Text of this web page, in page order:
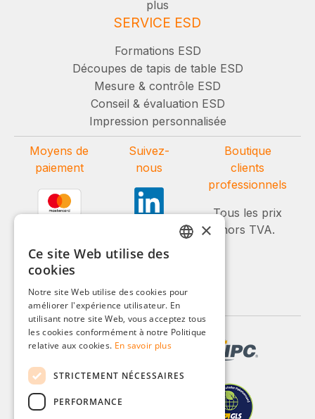
plus
SERVICE ESD
Formations ESD
Découpes de tapis de table ESD
Mesure & contrôle ESD
Conseil & évaluation ESD
Impression personnalisée
Moyens de
paiement
Suivez-
nous
Boutique
clients
professionnels
Tous les prix
hors TVA.
ITALIAN
POLISH
×
Ce site Web utilise des
cookies
Notre site Web utilise des cookies pour
améliorer l'expérience utilisateur. En
utilisant notre site Web, vous acceptez tous
les cookies conformément à notre Politique
relative aux cookies. En savoir plus
STRICTEMENT NÉCESSAIRES
PERFORMANCE